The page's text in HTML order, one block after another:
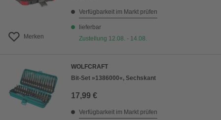
Merken
Verfügbarkeit im Markt prüfen
lieferbar
Zustellung 12.08. - 14.08.
WOLFCRAFT
Bit-Set »1386000«, Sechskant
17,99 €
Verfügbarkeit im Markt prüfen